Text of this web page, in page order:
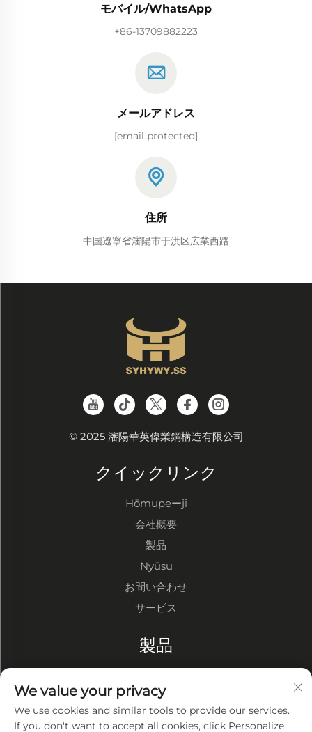
モバイル/WhatsApp
+86-13709882223
メールアドレス
[email protected]
住所
中国遼寧省瀋陽市于洪区広業西路
© 2025 瀋陽華英偉業鋼構造有限公司
クイックリンク
Hōmupeーji
会社概要
製品
Nyūsu
お問い合わせ
サービス
製品
鋼構造工場
鋼構造建物
We value your privacy
We use cookies and similar tools to provide our services.
If you don't want to accept all cookies, click Personalize